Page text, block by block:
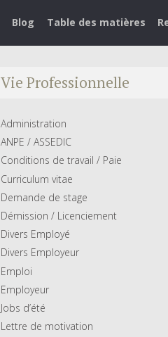
Blog Table des matières
Vie Professionnelle
Administration
ANPE / ASSEDIC
Conditions de travail / Paie
Curriculum vitae
Demande de stage
Démission / Licenciement
Divers Employé
Divers Employeur
Emploi
Employeur
Jobs d’été
Lettre de motivation